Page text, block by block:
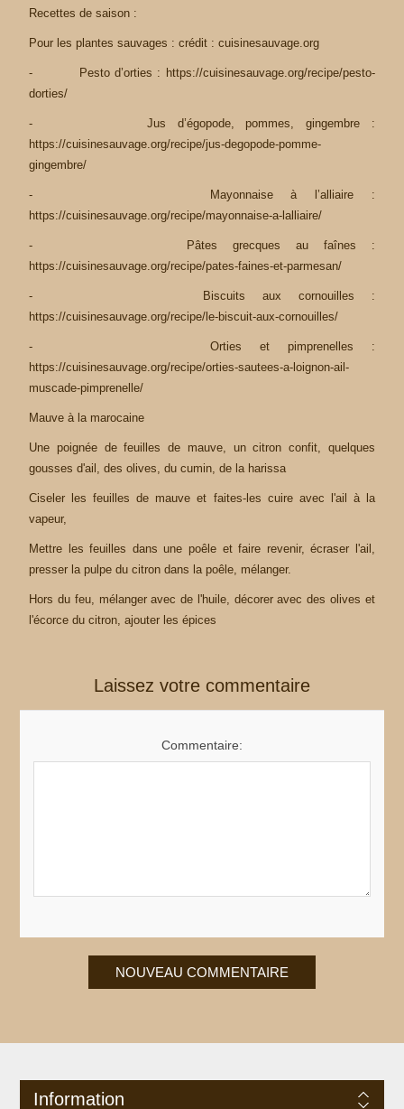
Recettes de saison :
Pour les plantes sauvages : crédit : cuisinesauvage.org
- Pesto d’orties : https://cuisinesauvage.org/recipe/pesto-
dorties/
- Jus d’égopode, pommes, gingembre :
https://cuisinesauvage.org/recipe/jus-degopode-pomme-
gingembre/
- Mayonnaise à l’alliaire :
https://cuisinesauvage.org/recipe/mayonnaise-a-lalliaire/
- Pâtes grecques au faînes :
https://cuisinesauvage.org/recipe/pates-faines-et-parmesan/
- Biscuits aux cornouilles :
https://cuisinesauvage.org/recipe/le-biscuit-aux-cornouilles/
- Orties et pimprenelles :
https://cuisinesauvage.org/recipe/orties-sautees-a-loignon-ail-
muscade-pimprenelle/
Mauve à la marocaine
Une poignée de feuilles de mauve, un citron confit, quelques
gousses d'ail, des olives, du cumin, de la harissa
Ciseler les feuilles de mauve et faites-les cuire avec l'ail à la
vapeur,
Mettre les feuilles dans une poêle et faire revenir, écraser l'ail,
presser la pulpe du citron dans la poêle, mélanger.
Hors du feu, mélanger avec de l'huile, décorer avec des olives et
l'écorce du citron, ajouter les épices
Laissez votre commentaire
Commentaire:
Information